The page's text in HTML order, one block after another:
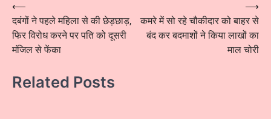
Post
navigation
⟵
दबंगों ने पहले महिला से की छेड़छाड़,
फिर विरोध करने पर पति को दूसरी
मंजिल से फेंका
कमरे में सो रहे चौकीदार को बाहर से
बंद कर बदमाशों ने किया लाखों का
माल चोरी
⟶
Related Posts